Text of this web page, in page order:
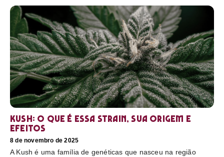
Kush: o que é essa strain, sua origem e
efeitos
8 de novembro de 2025
A Kush é uma família de genéticas que nasceu na região